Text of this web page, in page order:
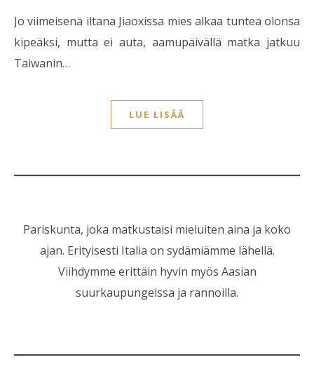
Jo viimeisenä iltana Jiaoxissa mies alkaa tuntea olonsa
kipeäksi, mutta ei auta, aamupäivällä matka jatkuu
Taiwanin…
LUE LISÄÄ
Pariskunta, joka matkustaisi mieluiten aina ja koko
ajan. Erityisesti Italia on sydämiämme lähellä.
Viihdymme erittäin hyvin myös Aasian
suurkaupungeissa ja rannoilla.